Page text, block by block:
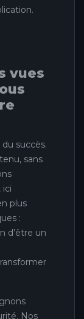
vues
succès.
sans
ici
plus
:
d’être un
Nos